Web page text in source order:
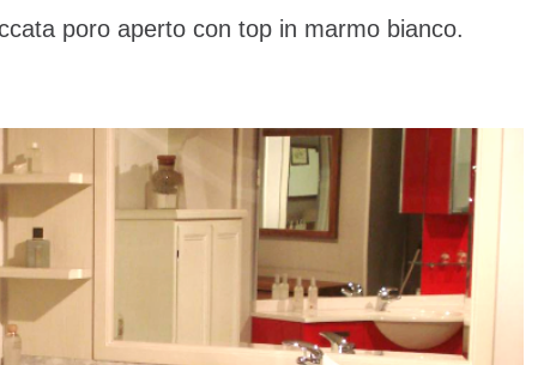
poro aperto con top in marmo bianco.